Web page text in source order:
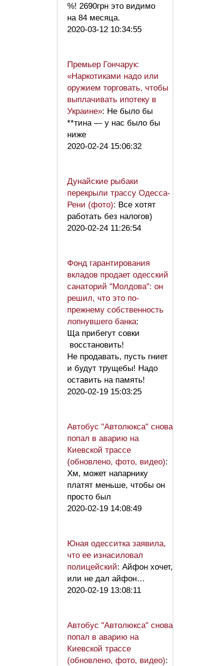
%! 2690грн это видимо
на 84 месяца.
2020-03-12 10:34:55
Премьер Гончарук:
«Наркотиками надо или
оружием торговать, чтобы
выплачивать ипотеку в
Украине»: Не было бы
**тина — у нас было бы
ниже
2020-02-24 15:06:32
Дунайские рыбаки
перекрыли трассу Одесса-
Рени (фото): Все хотят
работать без налогов)
2020-02-24 11:26:54
Фонд гарантирования
вкладов продает одесский
санаторий "Молдова": он
решил, что это по-
прежнему собственность
лопнувшего банка:
Ща прибегут совки
восстановить!
Не продавать, пусть гниет
и будут трущебы! Надо
оставить на память!
2020-02-19 15:03:25
Автобус "Автолюкса" снова
попал в аварию на
Киевской трассе
(обновлено, фото, видео):
Хм, может напарнику
платят меньше, чтобы он
просто был
2020-02-19 14:08:49
Юная одесситка заявила,
что ее изнасиловал
полицейский: Айфон хочет,
или не дал айфон…
2020-02-19 13:08:11
Автобус "Автолюкса" снова
попал в аварию на
Киевской трассе
(обновлено, фото, видео):